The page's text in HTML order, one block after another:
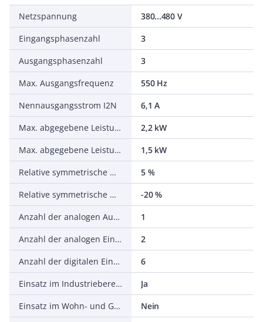
Netzspannung
380...480 V
Eingangsphasenzahl
3
Ausgangsphasenzahl
3
Max. Ausgangsfrequenz
550 Hz
Nennausgangsstrom I2N
6,1 A
Max. abgegebene Leistung bei quadrat. Belastung bei Bemessungsausgangsspannung
2,2 kW
Max. abgegebene Leistung bei linearer Belastung bei Bemessungsausgangsspannung
1,5 kW
Relative symmetrische Netzfrequenztoleranz
5 %
Relative symmetrische Netzspannungstoleranz
-20 %
Anzahl der analogen Ausgänge
1
Anzahl der analogen Eingänge
2
Anzahl der digitalen Eingänge
6
Einsatz im Industriebereich zulässig
Ja
Einsatz im Wohn- und Gewerbebereich zulässig
Nein